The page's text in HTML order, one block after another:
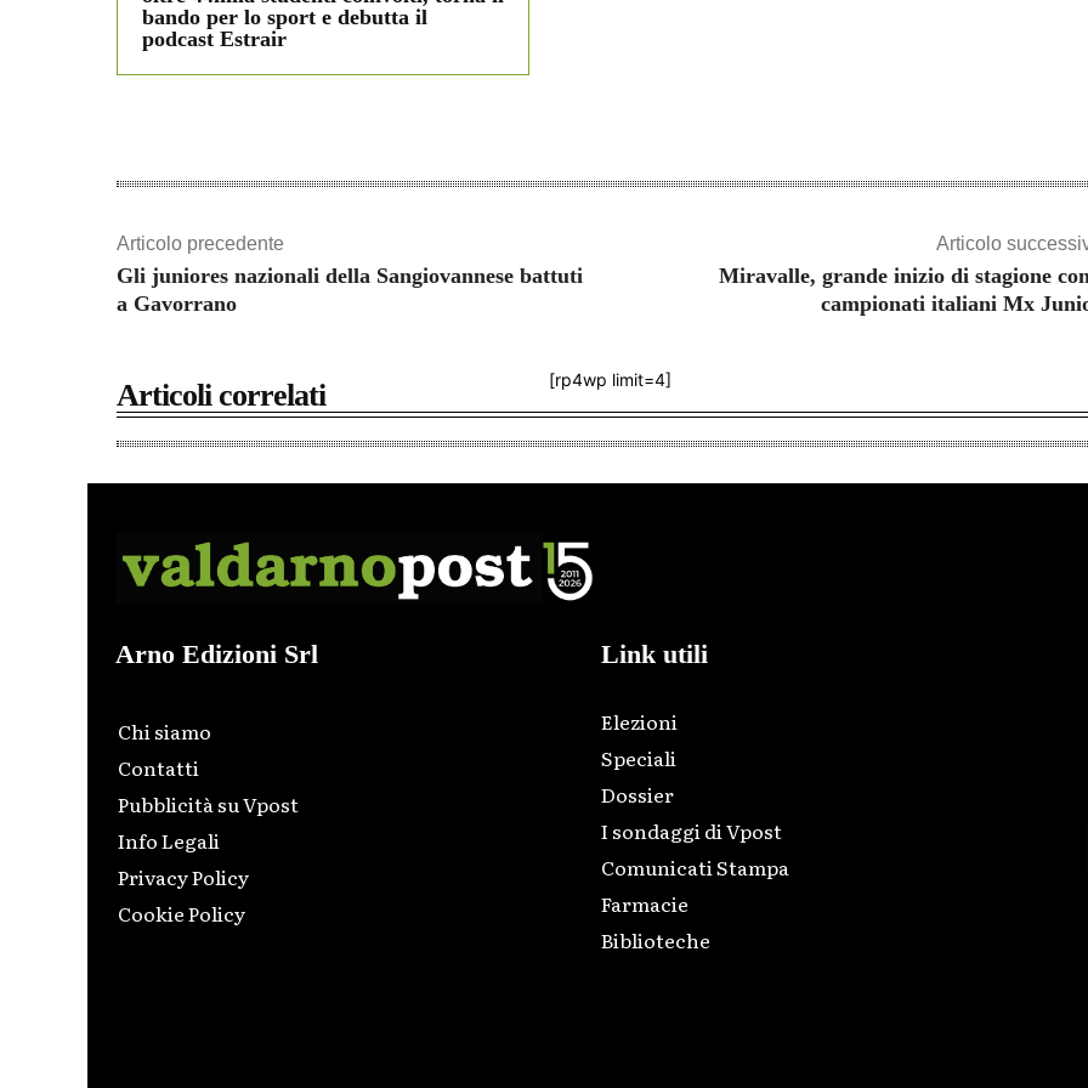
bando per lo sport e debutta il
podcast Estrair
Articolo precedente
Gli juniores nazionali della Sangiovannese battuti
a Gavorrano
Articolo
Miravalle, grande inizio di stagione
campionati italiani Mx
[rp4wp limit=4]
Articoli correlati
Arno Edizioni Srl
Chi siamo
Contatti
Pubblicità su Vpost
Info Legali
Privacy Policy
Cookie Policy
Link utili
Elezioni
Speciali
Dossier
I sondaggi di Vpost
Comunicati Stampa
Farmacie
Biblioteche